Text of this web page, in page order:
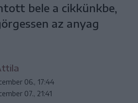
bele a cikkünkbe,
az anyag
06., 17:44
07., 21:41